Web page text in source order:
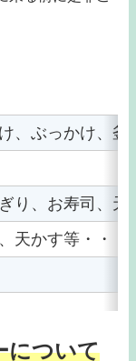
、ぶっかけ、釜
り、お寿司、天
天かす等・・・
について